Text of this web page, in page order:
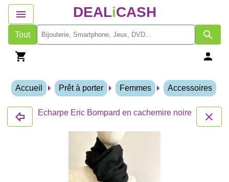
DEALiCASH
Tout
Accueil Prêt à porter Femmes Accessoires
Echarpe Eric Bompard en cachemire noire